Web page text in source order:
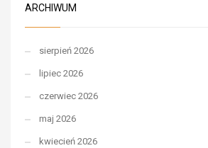
ARCHIWUM
sierpień 2026
lipiec 2026
czerwiec 2026
maj 2026
kwiecień 2026